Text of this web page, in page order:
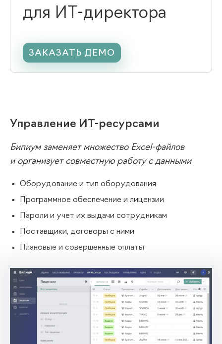
для ИТ-директора
ЗАКАЗАТЬ ДЕМО
Управление ИТ-ресурсами
Бипиум заменяет множество Excel-файлов
и организует совместную работу с данными
Оборудование и тип оборудования
Программное обеспечение и лицензии
Пароли и учет их выдачи сотрудникам
Поставщики, договоры с ними
Плановые и совершенные оплаты